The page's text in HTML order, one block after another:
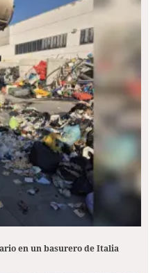
en un basurero de Italia